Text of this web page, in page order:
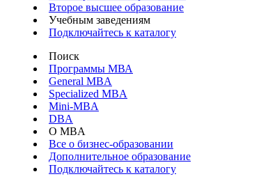
Второе высшее образование
Учебным заведениям
Подключайтесь к каталогу
Поиск
Программы МВА
General MBA
Specialized MBA
Mini-MBA
DBA
О MBA
Все о бизнес-образовании
Дополнительное образование
Подключайтесь к каталогу